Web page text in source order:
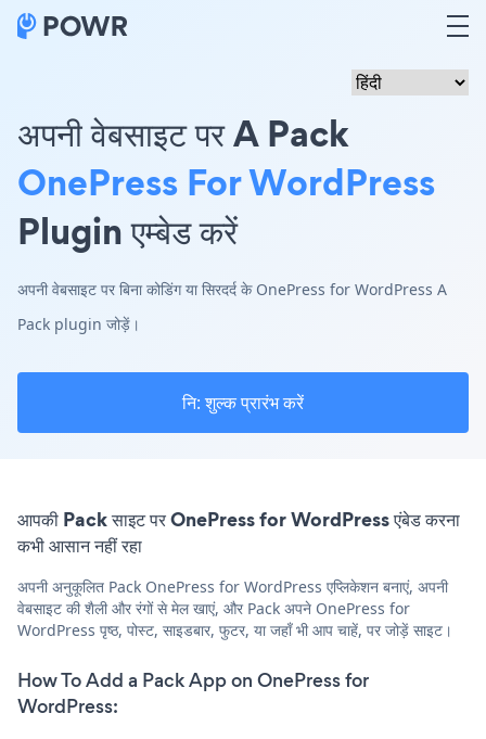
अपनी वेबसाइट पर A Pack
OnePress For WordPress
Plugin एम्बेड करें
अपनी वेबसाइट पर बिना कोडिंग या सिरदर्द के OnePress for WordPress A
Pack plugin जोड़ें।
नि: शुल्क प्रारंभ करें
आपकी Pack साइट पर OnePress for WordPress एंबेड करना
कभी आसान नहीं रहा
अपनी अनुकूलित Pack OnePress for WordPress एप्लिकेशन बनाएं, अपनी
वेबसाइट की शैली और रंगों से मेल खाएं, और Pack अपने OnePress for
WordPress पृष्ठ, पोस्ट, साइडबार, फुटर, या जहाँ भी आप चाहें, पर जोड़ें साइट।
How To Add a Pack App on OnePress for
WordPress: